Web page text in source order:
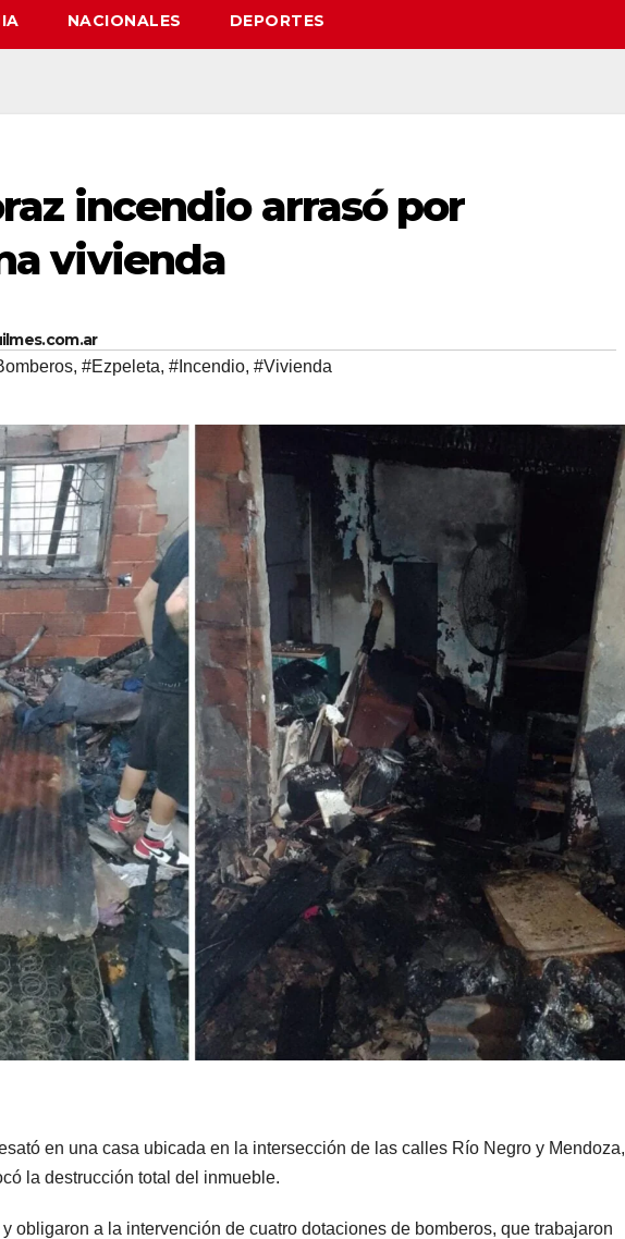
NACIONALES DEPORTES
incendio arrasó por
vivienda
, #Ezpeleta, #Incendio, #Vivienda
en una casa ubicada en la intersección de las calles Río Negro y Mendoza,
la destrucción total del inmueble.
obligaron a la intervención de cuatro dotaciones de bomberos, que trabajaron